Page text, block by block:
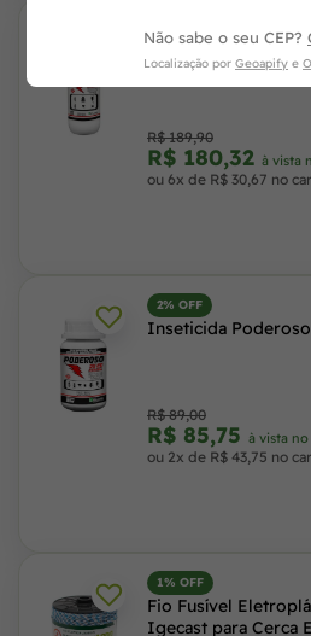
Inseticida Poderoso
R$ 189,90
R$ 180,32 à vista
ou 6x de R$ 30,67 no
2% OFF
Inseticida
R$ 89,00
R$ 85,75 à vista
ou 2x de R$ 43,75 no
1% OFF
Fio Fusível
Igecast para Cerca
Não sabe o seu CEP?
Localização por Geoapify e